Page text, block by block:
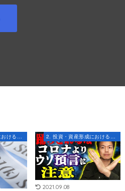
2. 投資・資産形成における知識とスキル 2. 投資・資産形成における知識とスキル
2021.09.08